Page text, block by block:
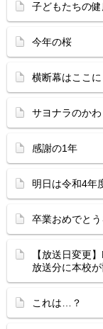
子どもたちの
今年の桜
横断幕はここに
サヨナラのかわ
感謝の1年
明日は令和4年
卒業おめでと
【放送日変更
放送分に本校が
これは…？